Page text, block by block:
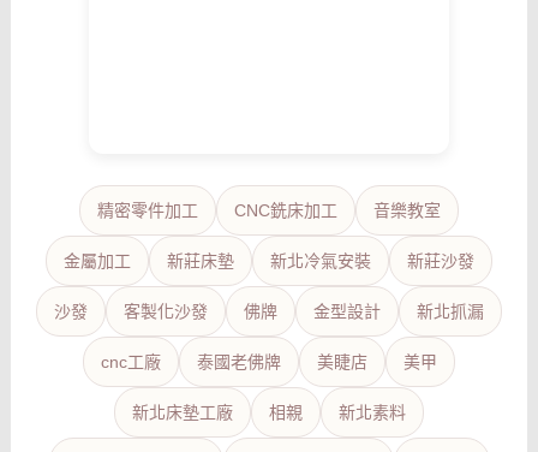
精密零件加工 CNC銑床加工 音樂教室
金屬加工 新莊床墊 新北冷氣安裝 新莊沙發
沙發 客製化沙發 佛牌 金型設計 新北抓漏
cnc工廠 泰國老佛牌 美睫店 美甲
新北床墊工廠 相親 新北素料